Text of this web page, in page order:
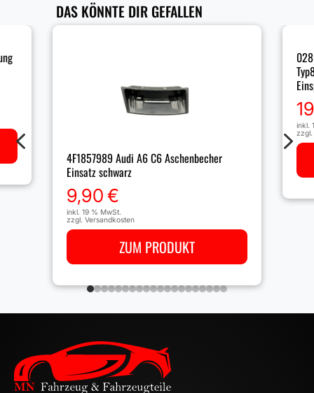
DAS KÖNNTE DIR GEFALLEN
4F1857989 Audi A6 C6 Aschenbecher
Einsatz schwarz
9,90€
inkl. 19 % MwSt.
zzgl. Versandkosten
ZUM PRODUKT
inkl.
zzgl.
4 5